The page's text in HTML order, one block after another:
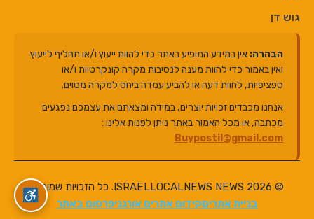
גוש דן
הבהרה: אין במידע המופיע באתר כדי להוות ייעוץ ו/או תחליף לייעוץ
ואין באמור כדי להוות מענה לנסיבות מקרה קונקרטיות ו/או
ספציפיות, לחוות דעה או להביע עמדה ביחס למקרה מסוים.
אנחנו מכבדים זכויות יוצרים, במידה ומצאתם את עצמכם נפגעים
מכתבה, או מכל האמור באתר ניתן לפנות אלינו :
Buypostil@gmail.com
© 2026 ISRAELLOCALNEWS NEWS. כל הזכויות שמורות.
בניית אתריםקידום אתרים אורגניפרסום באתר